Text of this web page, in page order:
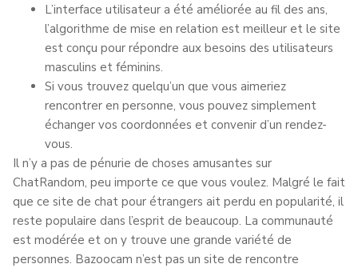
L’interface utilisateur a été améliorée au fil des ans,
l’algorithme de mise en relation est meilleur et le site
est conçu pour répondre aux besoins des utilisateurs
masculins et féminins.
Si vous trouvez quelqu’un que vous aimeriez
rencontrer en personne, vous pouvez simplement
échanger vos coordonnées et convenir d’un rendez-
vous.
Il n’y a pas de pénurie de choses amusantes sur
ChatRandom, peu importe ce que vous voulez. Malgré le fait
que ce site de chat pour étrangers ait perdu en popularité, il
reste populaire dans l’esprit de beaucoup. La communauté
est modérée et on y trouve une grande variété de
personnes. Bazoocam n’est pas un site de rencontre